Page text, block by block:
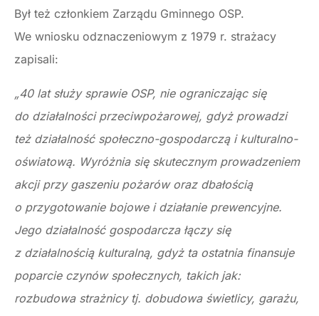
Był też członkiem Zarządu Gminnego OSP.
We wniosku odznaczeniowym z 1979 r. strażacy
zapisali:
„40 lat służy sprawie OSP, nie ograniczając się
do działalności przeciwpożarowej, gdyż prowadzi
też działalność społeczno-gospodarczą i kulturalno-
oświatową. Wyróżnia się skutecznym prowadzeniem
akcji przy gaszeniu pożarów oraz dbałością
o przygotowanie bojowe i działanie prewencyjne.
Jego działalność gospodarcza łączy się
z działalnością kulturalną, gdyż ta ostatnia finansuje
poparcie czynów społecznych, takich jak:
rozbudowa strażnicy tj. dobudowa świetlicy, garażu,